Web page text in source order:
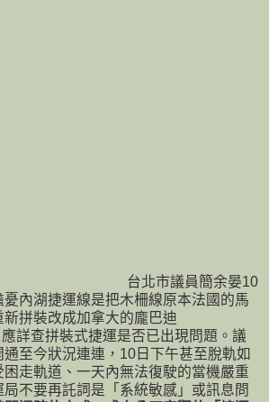
台北市議員簡余晏10
憂內湖捷運線是把木柵線原本法國的馬
拼裝改成加拿大的龐巴迪
應詳查拼裝式捷運是否已出現問題。議
至今狀況連連，10日下午甚至脫軌如
困走軌道、一天內無法復駛的當機嚴重
不要再託詞是「系統敏感」或訊息問